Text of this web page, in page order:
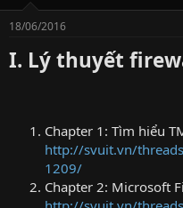
a
r
18/06/2016
I. Lý thuyết
Chapter 1: Tìm hiểu
http://svuit.vn/
1209/
Chapter 2: Microsoft